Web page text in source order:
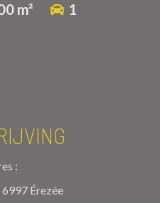
m² 1
:
6997 Érezée